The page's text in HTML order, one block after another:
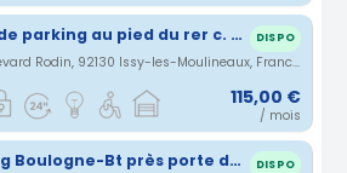
Place de parking au pied du rer c. -ISSY DISPO
58 Boulevard Rodin, 92130 Issy-les-Moulineaux, France · 3.13 km
115,00 €
/ mois
Parking Boulogne-Bt près porte de Saint-Cloud / Point du Jour DISPO